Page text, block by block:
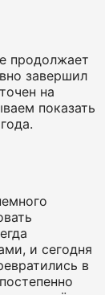
продолжает
завершил
на
показать
и сегодня
в